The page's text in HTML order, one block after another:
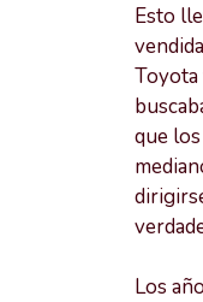
Esto
Toyota
que
Los